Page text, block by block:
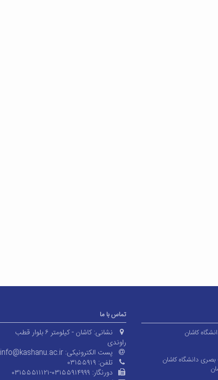
کاشان
دانشگاه کاشان
تماس با ما
نشانی:
کاشان - کیلومتر ۶ بلوار قطب
راوندی
پست الکترونیکی: info@kashanu.ac.ir
تلفن: ۰۳۱۵۵۹۱۹
دورنگار: ۰۳۱۵۵۵۱۱۱۲۱-۰۳۱۵۵۹۱۴۹۹۹